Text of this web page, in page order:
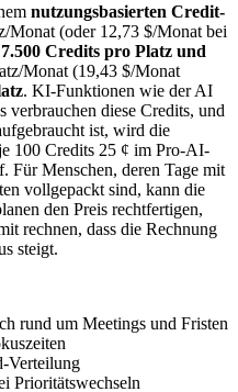
nutzungsbasierten Credit-
Monat (oder 12,73 $/Monat bei
7.500 Credits pro Platz und
Monat (19,43 $/Monat
. KI-Funktionen wie der AI
diese Credits, und
ist, wird die
100 Credits 25 ¢ im Pro-AI-
Für Menschen, deren Tage mit
vollgepackt sind, kann die
den Preis rechtfertigen,
rechnen, dass die Rechnung
steigt.
rund um Meetings und Fristen
Verteilung
Prioritätswechseln